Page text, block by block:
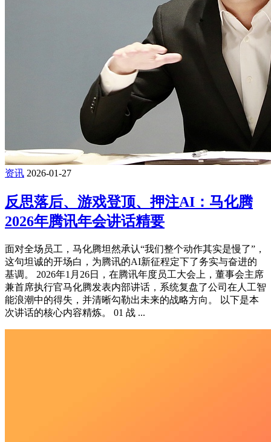
资讯 2026-01-27
反思落后、游戏登顶、押注AI：马化腾
2026年腾讯年会讲话精要
面对全场员工，马化腾坦然承认“我们整个动作其实是慢了”，
这句坦诚的开场白，为腾讯的AI新征程定下了务实与奋进的
基调。 2026年1月26日，在腾讯年度员工大会上，董事会主席
兼首席执行官马化腾发表内部讲话，系统复盘了公司在人工智
能浪潮中的得失，并清晰勾勒出未来的战略方向。 以下是本
次讲话的核心内容精炼。 01 战 ...